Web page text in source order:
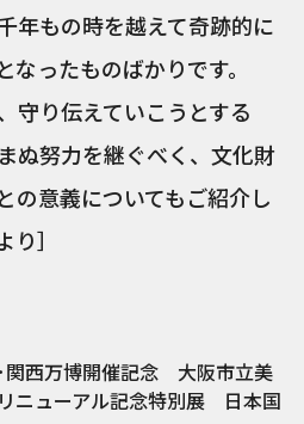
年もの時を越えて奇跡的に
ったものばかりです。
守り伝えていこうとする
ぬ努力を継ぐべく、文化財
の意義についてもご紹介し
］
関西万博開催記念 大阪市立美
ニューアル記念特別展 日本国